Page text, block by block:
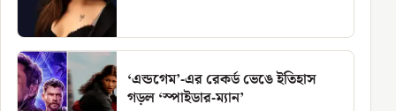
‘এন্ডগেম’-এর রেকর্ড ভেঙে ইতিহাস
গড়ল ‘স্পাইডার-ম্যান’